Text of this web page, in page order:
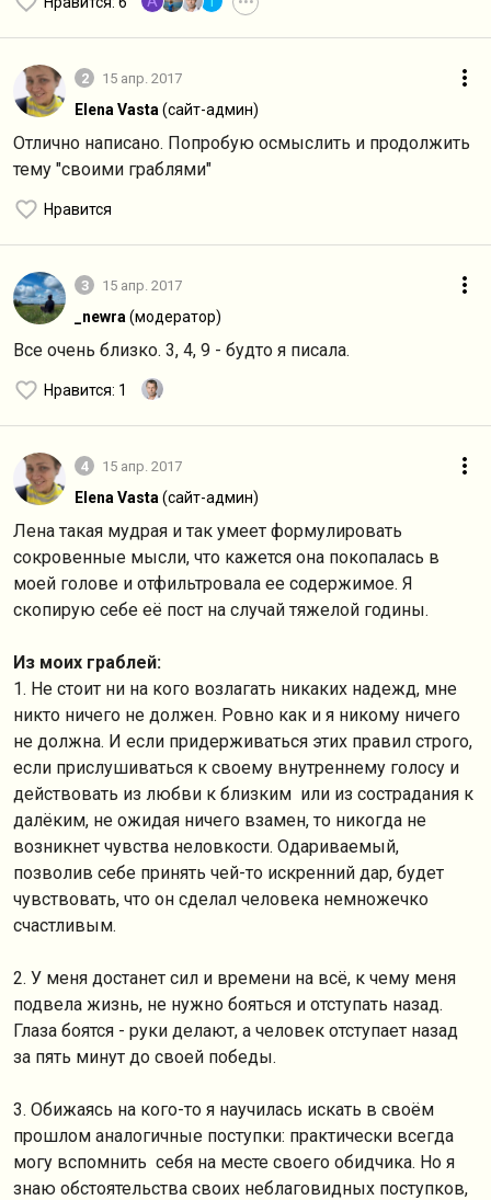
2 15 апр. 2017
Elena Vasta (сайт-админ)
Отлично написано. Попробую осмыслить и продолжить
тему "своими граблями"
Нравится
3 15 апр. 2017
_newra (модератор)
Все очень близко. 3, 4, 9 - будто я писала.
Нравится: 1
4 15 апр. 2017
Elena Vasta (сайт-админ)
Лена такая мудрая и так умеет формулировать
сокровенные мысли, что кажется она покопалась в
моей голове и отфильтровала ее содержимое. Я
скопирую себе её пост на случай тяжелой годины.
Из моих граблей:
1. Не стоит ни на кого возлагать никаких надежд, мне
никто ничего не должен. Ровно как и я никому ничего
не должна. И если придерживаться этих правил строго,
если прислушиваться к своему внутреннему голосу и
действовать из любви к близким или из сострадания к
далёким, не ожидая ничего взамен, то никогда не
возникнет чувства неловкости. Одариваемый,
позволив себе принять чей-то искренний дар, будет
чувствовать, что он сделал человека немножечко
счастливым.
2. У меня достанет сил и времени на всё, к чему меня
подвела жизнь, не нужно бояться и отступать назад.
Глаза боятся - руки делают, а человек отступает назад
за пять минут до своей победы.
3. Обижаясь на кого-то я научилась искать в своём
прошлом аналогичные поступки: практически всегда
могу вспомнить себя на месте своего обидчика. Но я
знаю обстоятельства своих неблаговидных поступков,